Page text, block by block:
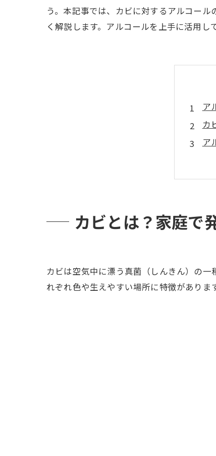
う。本記事では、カビに対するアルコー
く解説します。アルコールを上手に活用し
ア
カ
ア
ア
ま
カビとは？家庭で
カビは空気中に漂う真菌（しんきん）の
れぞれ色や生えやすい場所に特徴がありま